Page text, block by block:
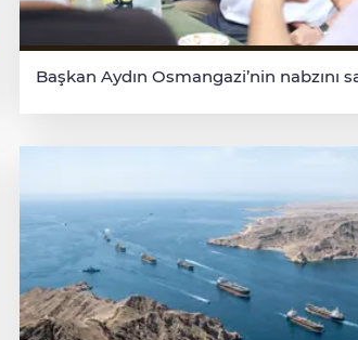
Başkan Aydın Osmangazi’nin nabzını